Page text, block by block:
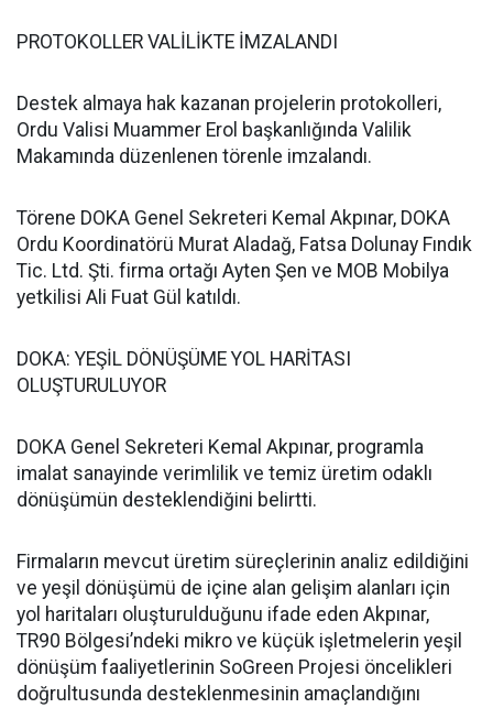
PROTOKOLLER VALİLİKTE İMZALANDI
Destek almaya hak kazanan projelerin protokolleri,
Ordu Valisi Muammer Erol başkanlığında Valilik
Makamında düzenlenen törenle imzalandı.
Törene DOKA Genel Sekreteri Kemal Akpınar, DOKA
Ordu Koordinatörü Murat Aladağ, Fatsa Dolunay Fındık
Tic. Ltd. Şti. firma ortağı Ayten Şen ve MOB Mobilya
yetkilisi Ali Fuat Gül katıldı.
DOKA: YEŞİL DÖNÜŞÜME YOL HARİTASI
OLUŞTURULUYOR
DOKA Genel Sekreteri Kemal Akpınar, programla
imalat sanayinde verimlilik ve temiz üretim odaklı
dönüşümün desteklendiğini belirtti.
Firmaların mevcut üretim süreçlerinin analiz edildiğini
ve yeşil dönüşümü de içine alan gelişim alanları için
yol haritaları oluşturulduğunu ifade eden Akpınar,
TR90 Bölgesi’ndeki mikro ve küçük işletmelerin yeşil
dönüşüm faaliyetlerinin SoGreen Projesi öncelikleri
doğrultusunda desteklenmesinin amaçlandığını